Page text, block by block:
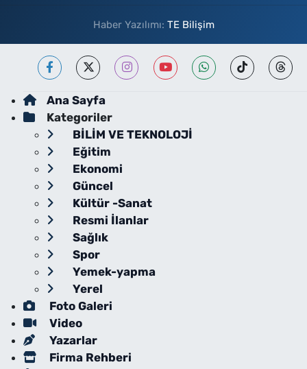
Haber Yazılımı: TE Bilişim
Ana Sayfa
Kategoriler
BİLİM VE TEKNOLOJİ
Eğitim
Ekonomi
Güncel
Kültür -Sanat
Resmi İlanlar
Sağlık
Spor
Yemek-yapma
Yerel
Foto Galeri
Video
Yazarlar
Firma Rehberi